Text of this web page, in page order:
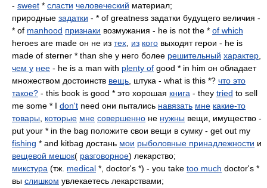
- sweet * сласти человеческий материал;
природные задатки - * of greatness задатки будущего величия -
* of manhood признаки возмужания - he is not the * of which
heroes are made он не из тех из кого выходят герои - he is
made of sterner * than she у него более решительный характер
чем у нее - he is a man with plenty of good * in him он обладает
множеством достоинств вещь , штука - what is this *? что это
такое? - this book is good * это хорошая книга - they tried to sell
me some * I don't need они пытались навязать мне какие-то
товары
которые мне совершенно не нужны вещи, имущество -
put your * in the bag положите свои вещи в сумку - get out my
fishing * and kitbag достань мои рыболовные принадлежности и
вещевой мешок( разговорное) лекарство;
микстура (тж. medical *, doctor's *) - you take too much doctor's *
вы слишком увлекаетесь лекарствами;